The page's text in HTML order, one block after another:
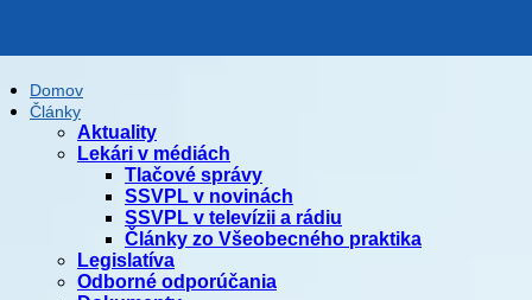
Domov
Články
Aktuality
Lekári v médiách
Tlačové správy
SSVPL v novinách
SSVPL v televízii a rádiu
Články zo Všeobecného praktika
Legislatíva
Odborné odporúčania